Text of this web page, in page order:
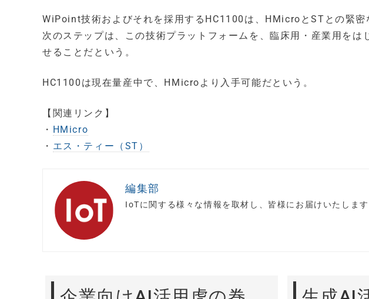
WiPoint技術およびそれを採用するHC1100は、HMicroとSTとの緊密
次のステップは、この技術プラットフォームを、臨床用・産業用をは
せることだという。
HC1100は現在量産中で、HMicroより入手可能だという。
【関連リンク】
・ HMicro
・ エス・ティー（ST）
編集部
IoTに関する様々な情報を取材し、皆様にお届けいたします